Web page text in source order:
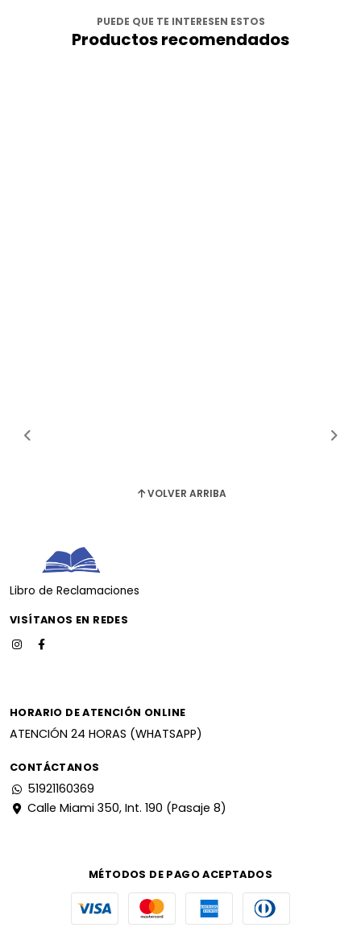
PUEDE QUE TE INTERESEN ESTOS
Productos recomendados
VOLVER ARRIBA
Libro de Reclamaciones
VISÍTANOS EN REDES
HORARIO DE ATENCIÓN ONLINE
ATENCIÓN 24 HORAS (WHATSAPP)
CONTÁCTANOS
51921160369
Calle Miami 350, Int. 190 (Pasaje 8)
MÉTODOS DE PAGO ACEPTADOS